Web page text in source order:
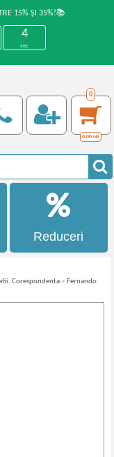
15% ȘI 35%!📚
4
sec
0
0,00 Lei
Reduceri
Corespondenta » Fernando